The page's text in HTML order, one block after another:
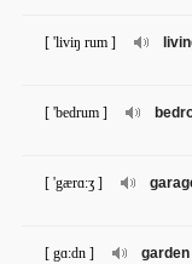
[ 'liviŋ rum ]
[ 'bedrum ]
[ 'gærɑ:ʒ ]
garden
[ gɑ:dn ]